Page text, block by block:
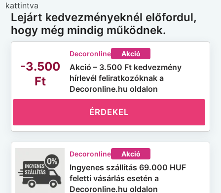
kattintva
Lejárt kedvezményeknél előfordul,
hogy még mindig működnek.
-3.500
Ft
Decoronline Akció
Akció – 3.500 Ft kedvezmény
hírlevél feliratkozóknak a
Decoronline.hu oldalon
ÉRDEKEL
Decoronline Akció
Ingyenes szállítás 69.000 HUF
feletti vásárlás esetén a
Decoronline.hu oldalon